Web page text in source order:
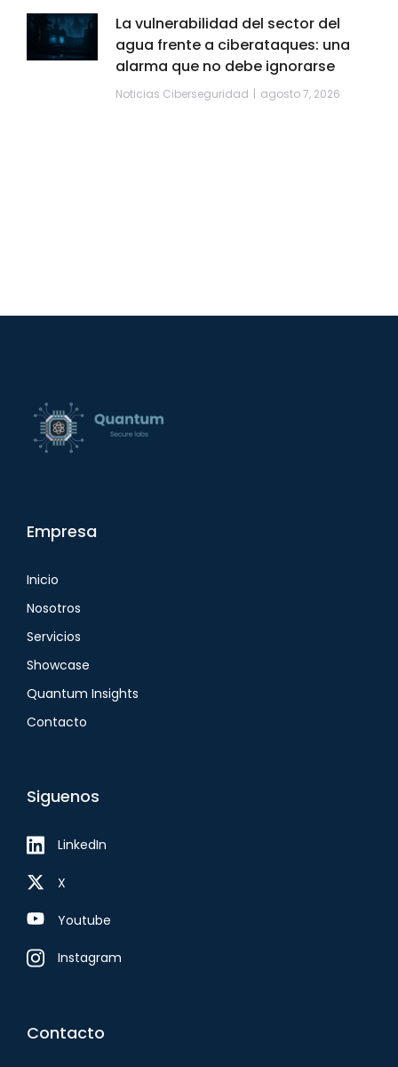
La vulnerabilidad del sector del
agua frente a ciberataques: una
alarma que no debe ignorarse
Noticias Ciberseguridad agosto 7, 2026
Empresa
Inicio
Nosotros
Servicios
Showcase
Quantum Insights
Contacto
Siguenos
LinkedIn
X
Youtube
Instagram
Contacto